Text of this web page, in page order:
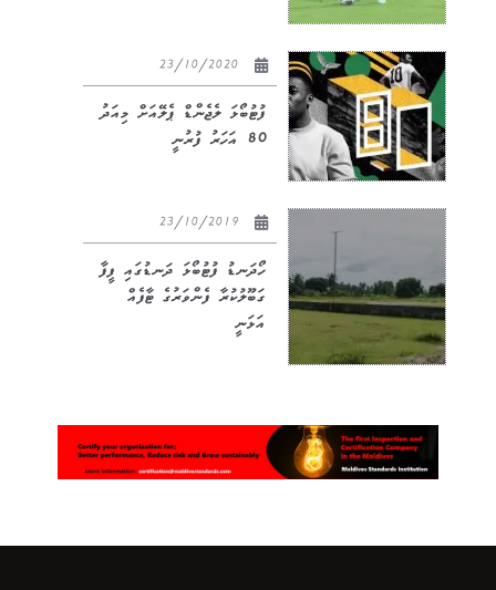
ފުޓުބޯޅަ ލެޖެންޑް ޕެލޭއަށް މިއަދު
80 އަހަރު ފުރުނީ
ހޯދަނޑު ފުޓުބޯޅަ ދަނޑުގައި ފީފާ
ގަބޫލުކުރާ ފެންވަރުގެ ޓާފެއް
އަޅަނީ